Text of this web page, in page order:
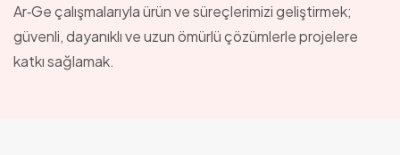
Ar‑Ge çalışmalarıyla ürün ve süreçlerimizi geliştirmek;
güvenli, dayanıklı ve uzun ömürlü çözümlerle projelere
katkı sağlamak.